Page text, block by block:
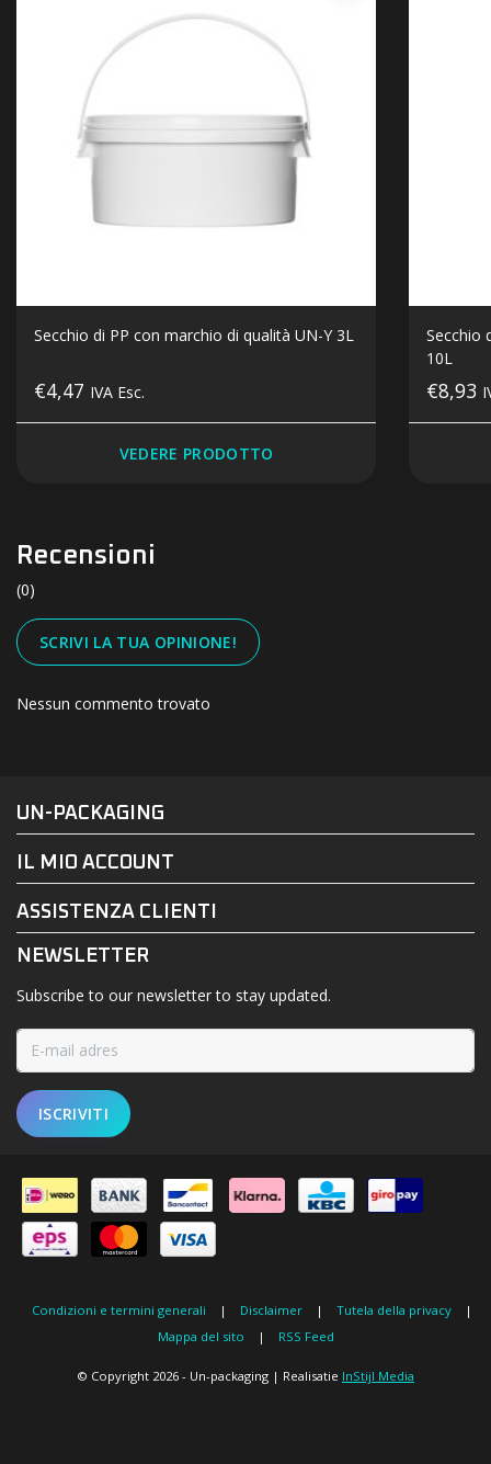
Secchio di PP con marchio di qualità UN-Y 3L
€4,47 IVA Esc.
VEDERE PRODOTTO
Secchio
10L
€8,93
Recensioni
(0)
SCRIVI LA TUA OPINIONE!
Nessun commento trovato
FACEBOOK
UN-PACKAGING
IL MIO ACCOUNT
ASSISTENZA CLIENTI
NEWSLETTER
Subscribe to our newsletter to stay updated.
ISCRIVITI
Condizioni e termini generali | Disclaimer | Tutela della privacy
|
Mappa del sito
| RSS Feed
© Copyright 2026 - Un-packaging | Realisatie InStijl Media